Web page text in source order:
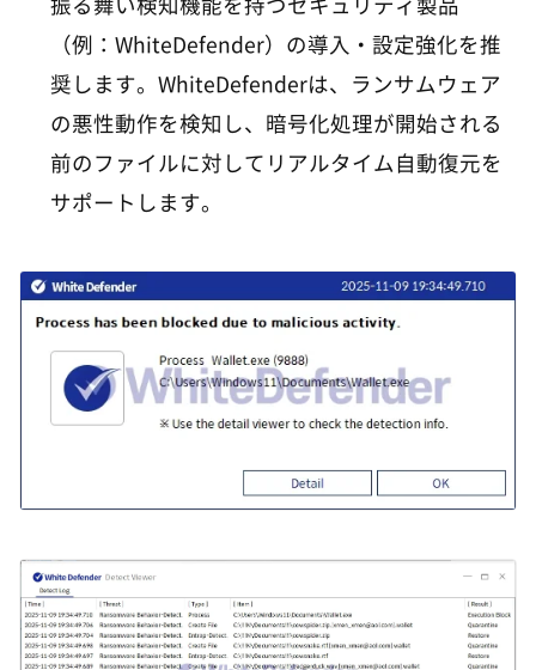
振る舞い検知機能を持つセキュリティ製品
（例：WhiteDefender）の導入・設定強化を推
奨します。WhiteDefenderは、ランサムウェア
の悪性動作を検知し、暗号化処理が開始される
前のファイルに対してリアルタイム自動復元を
サポートします。